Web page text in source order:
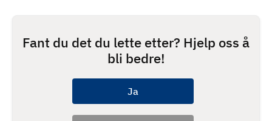
Fant du det du lette etter? Hjelp oss å
bli bedre!